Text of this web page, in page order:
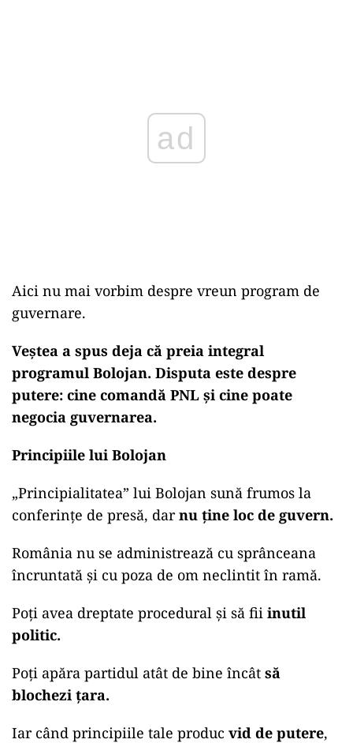
ad
Aici nu mai vorbim despre vreun program de
guvernare.
Veștea a spus deja că preia integral
programul Bolojan. Disputa este despre
putere: cine comandă PNL și cine poate
negocia guvernarea.
Principiile lui Bolojan
„Principialitatea” lui Bolojan sună frumos la
conferințe de presă, darnu ține loc de guvern.
România nu se administrează cu sprânceana
încruntată și cu poza de om neclintit în ramă.
Poți avea dreptate procedural și să fii inutil
politic.
Poți apăra partidul atât de bine încât să
blochezi țara.
Iar când principiile tale produc vid de putere,